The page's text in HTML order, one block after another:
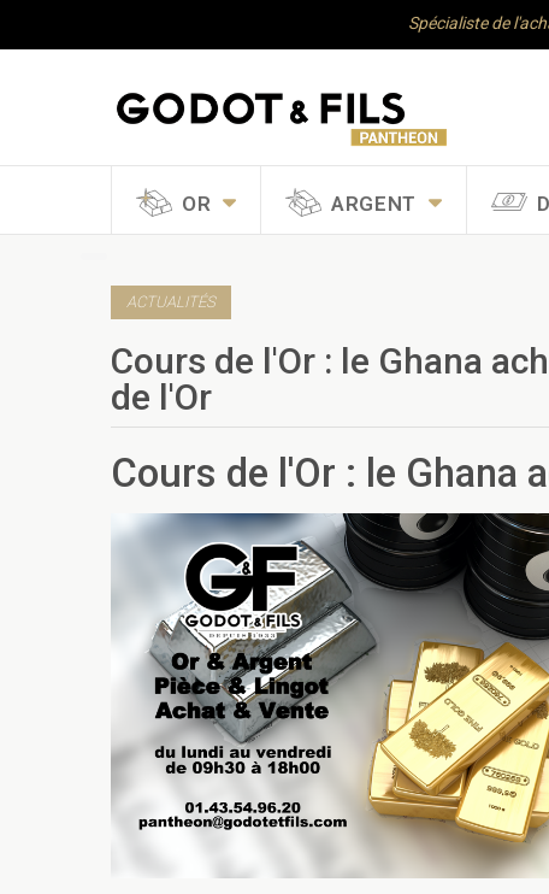
Spécialiste de
OR ARGENT
ACTUALITÉS
Cours de l'Or : le Ghana
de l'Or
Cours de l'Or : le Ghana